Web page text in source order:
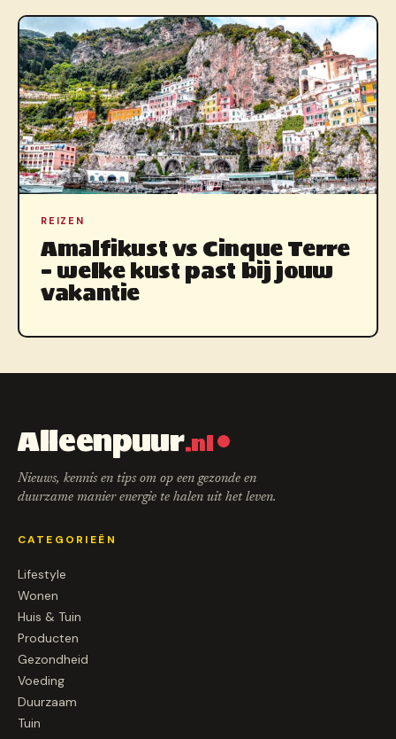
REIZEN
Amalfikust vs Cinque Terre
– welke kust past bij jouw
vakantie
Alleenpuur.nl
Nieuws, kennis en tips om op een gezonde en
duurzame manier energie te halen uit het leven.
CATEGORIEËN
Lifestyle
Wonen
Huis & Tuin
Producten
Gezondheid
Voeding
Duurzaam
Tuin